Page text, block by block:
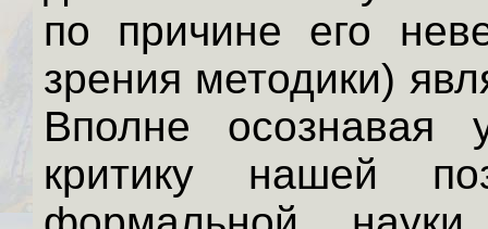
по причине его
зрения методики)
Вполне осознавая
критику нашей